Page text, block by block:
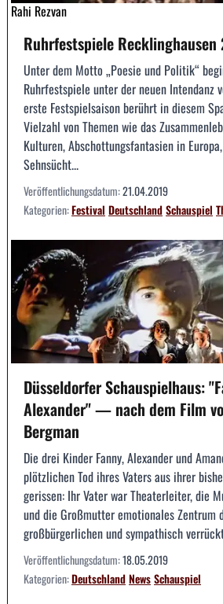
Rahi Rezvan
Ruhrfestspiele Recklinghausen
Unter dem Motto „Poesie und Politik“
Ruhrfestspiele unter der neuen Intendanz
erste Festspielsaison berührt in diesem
Vielzahl von Themen wie das
Kulturen, Abschottungsfantasien in
Sehnsücht...
Veröffentlichungsdatum:21.04.2019
Kategorien:Festival DeutschlandSchauspiel
Düsseldorfer Schauspielhaus:
Alexander" — nach dem Film
Bergman
Die drei Kinder Fanny, Alexander und
plötzlichen Tod ihres Vaters aus ihrer
gerissen: Ihr Vater war Theaterleiter, die
und die Großmutter emotionales Zentrum
großbürgerlichen und sympathisch
Veröffentlichungsdatum:18.05.2019
Kategorien:DeutschlandNewsSchauspiel